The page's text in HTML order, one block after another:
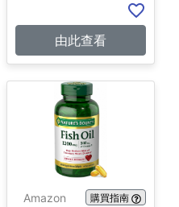
由此查看
Amazon 購買指南